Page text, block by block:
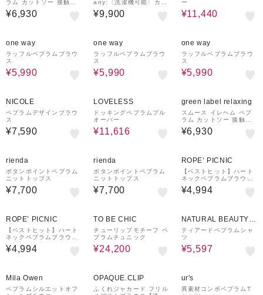
ラム カットソー 接触冷
感
¥6,930
any:〈洗濯機可能〉カラ
ミ フレンチ スリーブ ペ
プラム シャツ ブラウス
¥9,900
ー
¥11,440
one way
ラッフルペプラムブラウ
ス
¥5,990
one way
ラッフルペプラムブラウ
ス
¥5,990
one way
ラッフルペプラムブラウ
ス
¥5,990
NICOLE
ペプラムデザインブラウ
ス
¥7,590
LOVELESS
ドッキングペプラムプル
オーバー
¥11,616
green label relaxing
スムース イレヘム ペプ
ラム カットソー 接触冷
感
¥6,930
rienda
ボタンポイントペプラム
ニットトップス
¥7,700
rienda
ボタンポイントペプラム
ニットトップス
¥7,700
ROPE’ PICNIC
【ベストヒット】ハート
ネックペプラムブラウス/
接触冷感
¥4,994
ROPE’ PICNIC
【ベストヒット】ハート
ネックペプラムブラウス/
接触冷感
¥4,994
TO BE CHIC
チューリップモチーフ ペ
プラムチュニック
¥24,200
NATURAL BEAUTY B
ASIC
ティアードペプラムシャ
ツ
¥5,597
Mila Owen
ペプラムシルエットオフ
OPAQUE.CLIP
ふくれジャカード フリル
ur's
異素材コンボペプラムT